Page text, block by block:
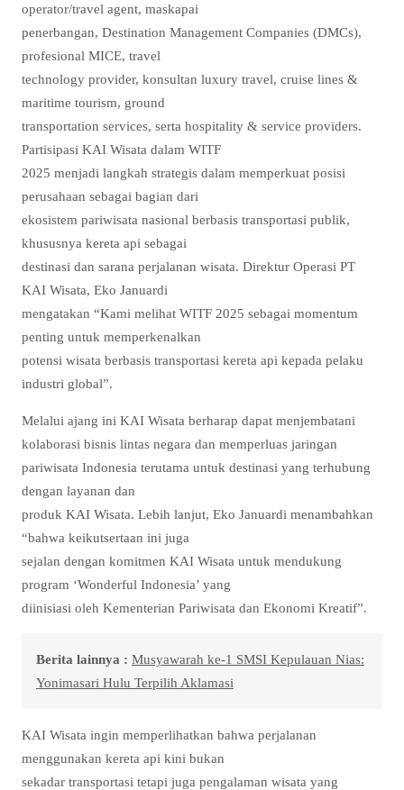
operator/travel agent, maskapai
penerbangan, Destination Management Companies (DMCs),
profesional MICE, travel
technology provider, konsultan luxury travel, cruise lines &
maritime tourism, ground
transportation services, serta hospitality & service providers.
Partisipasi KAI Wisata dalam WITF
2025 menjadi langkah strategis dalam memperkuat posisi
perusahaan sebagai bagian dari
ekosistem pariwisata nasional berbasis transportasi publik,
khususnya kereta api sebagai
destinasi dan sarana perjalanan wisata. Direktur Operasi PT
KAI Wisata, Eko Januardi
mengatakan “Kami melihat WITF 2025 sebagai momentum
penting untuk memperkenalkan
potensi wisata berbasis transportasi kereta api kepada pelaku
industri global”.
Melalui ajang ini KAI Wisata berharap dapat menjembatani
kolaborasi bisnis lintas negara dan memperluas jaringan
pariwisata Indonesia terutama untuk destinasi yang terhubung
dengan layanan dan
produk KAI Wisata. Lebih lanjut, Eko Januardi menambahkan
“bahwa keikutsertaan ini juga
sejalan dengan komitmen KAI Wisata untuk mendukung
program ‘Wonderful Indonesia’ yang
diinisiasi oleh Kementerian Pariwisata dan Ekonomi Kreatif”.
Berita lainnya : Musyawarah ke-1 SMSI Kepulauan Nias:
Yonimasari Hulu Terpilih Aklamasi
KAI Wisata ingin memperlihatkan bahwa perjalanan
menggunakan kereta api kini bukan
sekadar transportasi tetapi juga pengalaman wisata yang